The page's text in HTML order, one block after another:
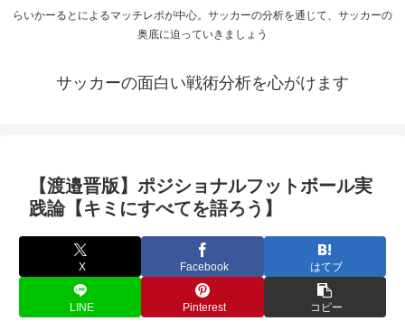
らいかーるとによるマッチレポが中心。サッカーの分析を通じて、サッカーの
奥底に迫っていきましょう
サッカーの面白い戦術分析を心がけます
【渡邉晋版】ポジショナルフットボール実
践論【キミにすべてを語ろう】
X Facebook はてブ
LINE Pinterest コピー